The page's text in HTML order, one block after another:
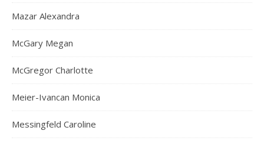
Mazar Alexandra
McGary Megan
McGregor Charlotte
Meier-Ivancan Monica
Messingfeld Caroline